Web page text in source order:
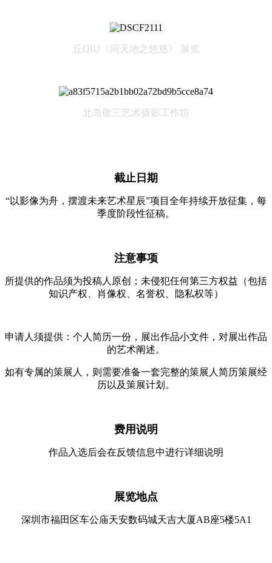
丘QIU《问天地之悠悠》 展览
北岛敬三艺术摄影工作坊
截止日期
“以影像为舟，摆渡未来艺术星辰”项目全年持续开放征集，每
季度阶段性征稿。
注意事项
所提供的作品须为投稿人原创；未侵犯任何第三方权益（包括
知识产权、肖像权、名誉权、隐私权等）
申请人须提供：个人简历一份，展出作品小文件，对展出作品
的艺术阐述。
如有专属的策展人，则需要准备一套完整的策展人简历策展经
历以及策展计划。
费用说明
作品入选后会在反馈信息中进行详细说明
展览地点
深圳市福田区车公庙天安数码城天吉大厦AB座5楼5A1